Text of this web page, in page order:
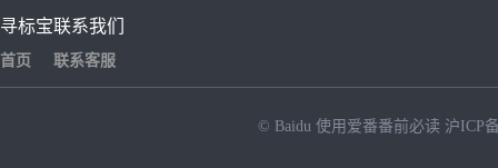
寻标宝
首页
联系我们
联系客服
© Baidu 使用爱番番前必读 沪ICP